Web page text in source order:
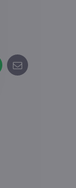
E-
mail